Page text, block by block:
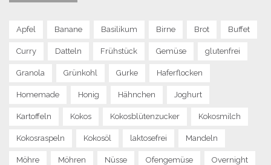
Apfel Banane Basilikum Birne Brot Buffet
Curry Datteln Frühstück Gemüse glutenfrei
Granola Grünkohl Gurke Haferflocken
Homemade Honig Hähnchen Joghurt
Kartoffeln Kokos Kokosblütenzucker Kokosmilch
Kokosraspeln Kokosöl laktosefrei Mandeln
Möhre Möhren Nüsse Ofengemüse Overnight